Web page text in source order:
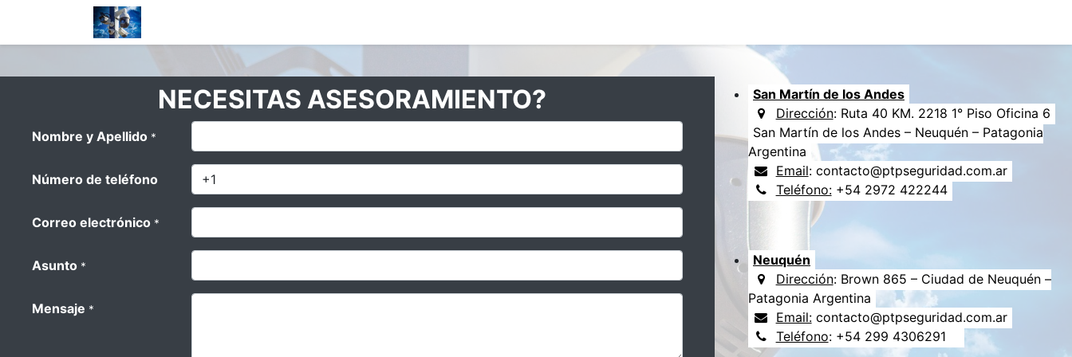
NECESITAS ASESORAMIENTO?
Nombre y Apellido *
Número de teléfono
Correo electrónico *
Asunto *
Mensaje *
San Martín de los Andes
Dirección: Ruta 40 KM. 2218 1° Piso Oficina 6
San Martín de los Andes – Neuquén – Patagonia
Argentina
Email: contacto@ptpseguridad.com.ar
Teléfono:+54 2972 422244
Neuquén
Dirección: Brown 865 – Ciudad de Neuquén –
Patagonia Argentina
Email:contacto@ptpseguridad.com.ar
Teléfono: +54 299 4306291